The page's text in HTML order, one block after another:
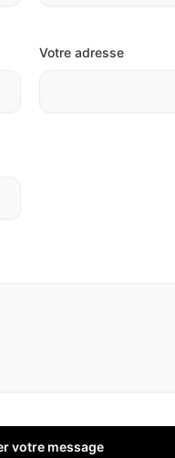
Votre adresse
votre message